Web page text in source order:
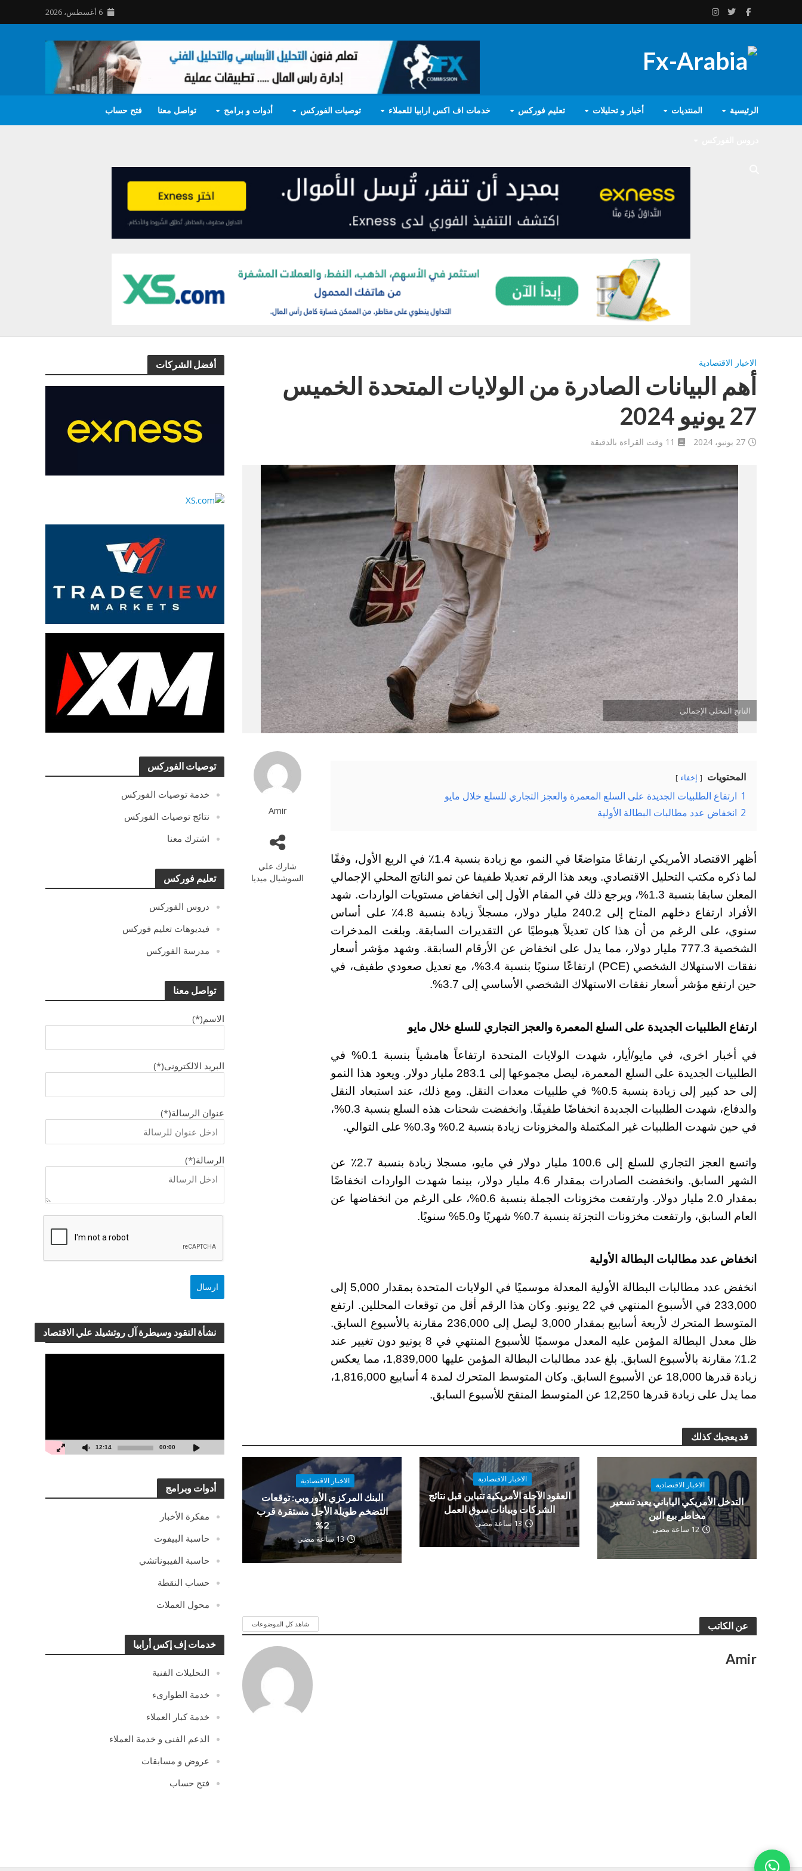
6 أغسطس، 2026
الرئيسية المنتديات أخبار و تحليلات تعليم فوركس خدمات اف اكس ارابيا للعملاء توصيات الفوركس أدوات و برامج تواصل معنا فتح حساب
أفضل الشركات
توصيات الفوركس
خدمة توصيات الفوركس
نتائج توصيات الفوركس
اشترك معنا
تعليم فوركس
دروس الفوركس
فيديوهات تعليم فوركس
مدرسة الفوركس
تواصل معنا
الاسم(*)
البريد الالكترونى(*)
عنوان الرسالة(*)
الرسالة(*)
نشأة النقود وسيطرة آل روتشيلد علي الاقتصاد
00:00
12:14
أدوات وبرامج
مفكرة الأخبار
حاسبة البيفوت
حاسبة الفيبوناتشي
حساب النقطة
محول العملات
خدمات إف إكس أرابيا
التحليلات الفنية
خدمة الطوارىء
خدمة كبار العملاء
الدعم الفنى و خدمة العملاء
عروض و مسابقات
فتح حساب
الاخبار الاقتصادية
أهم البيانات الصادرة من الولايات المتحدة الخميس
27 يونيو 2024
27 يونيو، 2024 11 وقت القراءة بالدقيقة
الناتج المحلي الإجمالي
Amir
شارك علي
السوشيال ميديا
المحتويات إخفاء
1 ارتفاع الطلبيات الجديدة على السلع المعمرة والعجز التجاري للسلع خلال مايو
2 انخفاض عدد مطالبات البطالة الأولية
أظهر الاقتصاد الأمريكي ارتفاعًا متواضعًا في النمو، مع زيادة بنسبة 1.4٪ في الربع الأول، وفقًا
لما ذكره مكتب التحليل الاقتصادي. ويعد هذا الرقم تعديلا طفيفا عن نمو الناتج المحلي الإجمالي
المعلن سابقا بنسبة 1.3%، ويرجع ذلك في المقام الأول إلى انخفاض مستويات الواردات.
شهد
الأفراد ارتفاع دخلهم المتاح إلى 240.2 مليار دولار، مسجلاً زيادة بنسبة 4.8٪ على أساس
سنوي، على الرغم من أن هذا كان تعديلاً هبوطيًا عن التقديرات السابقة. وبلغت المدخرات
الشخصية 777.3 مليار دولار، مما يدل على انخفاض عن الأرقام السابقة. وشهد مؤشر أسعار
نفقات الاستهلاك الشخصي (PCE) ارتفاعًا سنويًا بنسبة 3.4%، مع تعديل صعودي طفيف، في
حين ارتفع مؤشر أسعار نفقات الاستهلاك الشخصي الأساسي إلى 3.7%.
ارتفاع الطلبيات الجديدة على السلع المعمرة والعجز التجاري للسلع خلال مايو
في أخبار اخرى، في مايو/أيار، شهدت الولايات المتحدة ارتفاعاً هامشياً بنسبة 0.1% في
الطلبيات الجديدة على السلع المعمرة، ليصل مجموعها إلى 283.1 مليار دولار. ويعود هذا النمو
إلى حد كبير إلى زيادة بنسبة 0.5% في طلبيات معدات النقل. ومع ذلك، عند استبعاد النقل
والدفاع، شهدت الطلبيات الجديدة انخفاضًا طفيفًا.
وانخفضت شحنات هذه السلع بنسبة 0.3%،
في حين شهدت الطلبيات غير المكتملة والمخزونات زيادة بنسبة 0.2% و0.3% على التوالي.
واتسع العجز التجاري للسلع إلى 100.6 مليار دولار في مايو، مسجلا زيادة بنسبة 2.7٪ عن
الشهر السابق. وانخفضت الصادرات بمقدار 4.6 مليار دولار، بينما شهدت الواردات انخفاضًا
بمقدار 2.0 مليار دولار. وارتفعت مخزونات الجملة بنسبة 0.6%، على الرغم من انخفاضها عن
العام السابق، وارتفعت مخزونات التجزئة بنسبة 0.7% شهريًا و5.0% سنويًا.
انخفاض عدد مطالبات البطالة الأولية
انخفض عدد مطالبات البطالة الأولية المعدلة موسميًا في الولايات المتحدة بمقدار 5,000 إلى
233,000 في الأسبوع المنتهي في 22 يونيو. وكان هذا الرقم أقل من توقعات المحللين. ارتفع
المتوسط ​​المتحرك لأربعة أسابيع بمقدار 3,000 ليصل إلى 236,000 مقارنة بالأسبوع السابق.
ظل معدل البطالة المؤمن عليه المعدل موسميًا للأسبوع المنتهي في 8 يونيو دون تغيير عند
1.2٪ مقارنة بالأسبوع السابق. بلغ عدد مطالبات البطالة المؤمن عليها 1,839,000، مما يعكس
زيادة قدرها 18,000 عن الأسبوع السابق. وكان المتوسط ​​المتحرك لمدة 4 أسابيع 1,816,000،
مما يدل على زيادة قدرها 12,250 عن المتوسط ​​المنقح للأسبوع السابق.
قد يعجبك كذلك
الاخبار الاقتصادية
التدخل الأمريكي الياباني يعيد تسعير
مخاطر بيع الين
12 ساعة مضى
الاخبار الاقتصادية
العقود الآجلة الأمريكية تتباين قبل نتائج
الشركات وبيانات سوق العمل
13 ساعة مضى
الاخبار الاقتصادية
البنك المركزي الأوروبي: توقعات
التضخم طويلة الأجل مستقرة قرب
2%
13 ساعة مضى
عن الكاتب شاهد كل الموضوعات
Amir